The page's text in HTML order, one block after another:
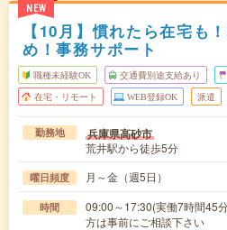
NEW
【10月】慣れたら在宅も
め！事務サポート
職種未経験OK 交通費別途支給あり
在宅・リモート WEB登録OK 派遣
勤務地 兵庫県高砂市
荒井駅から徒歩5分
曜日頻度 月～金（週5日）
時間
09:00～17:30(実働7時間45
方は事前にご相談下さい